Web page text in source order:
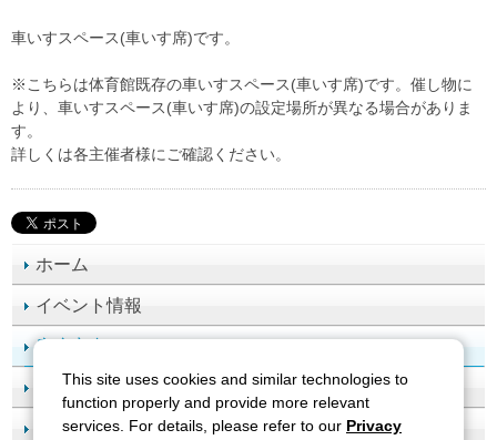
ホーム
イベント情報
座席案内
施設案内
アクセス
車いすスペース(車いす席)です。
※こちらは体育館既存の車いすスペース(車いす席)です。催し物に
より、車いすスペース(車いす席)の設定場所が異なる場合がありま
す。
詳しくは各主催者様にご確認ください。
This site uses cookies and similar technologies to
function properly and provide more relevant
services. For details, please refer to our Privacy